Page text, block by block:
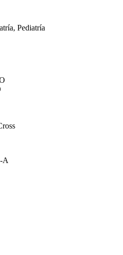
Pediatría
A